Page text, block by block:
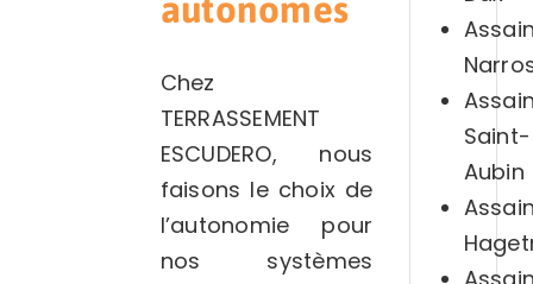
autonomes
Chez
TERRASSEMENT
ESCUDERO, nous
faisons le choix de
l’autonomie pour
nos systèmes
Saint-
Aubin